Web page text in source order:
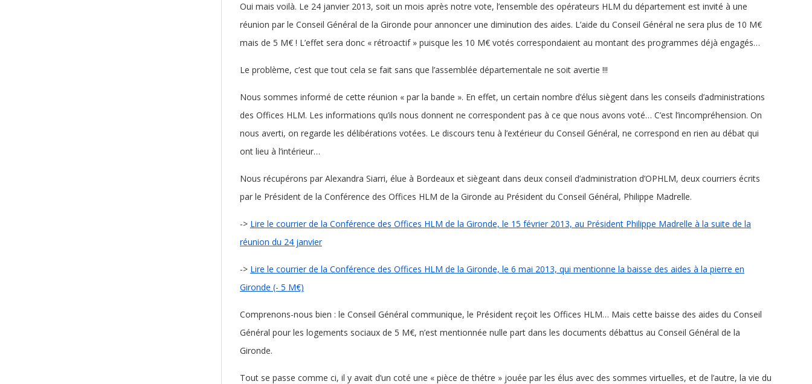
Oui mais voilà. Le 24 janvier 2013, soit un mois après notre vote, l’ensemble des opérateurs HLM du département est invité à une
réunion par le Conseil Général de la Gironde pour annoncer une diminution des aides. L’aide du Conseil Général ne sera plus de 10 M€
mais de 5 M€ ! L’effet sera donc « rétroactif » puisque les 10 M€ votés correspondaient au montant des programmes déjà engagés…
Le problème, c’est que tout cela se fait sans que l’assemblée départementale ne soit avertie !!!
Nous sommes informé de cette réunion « par la bande ». En effet, un certain nombre d’élus siègent dans les conseils d’administrations
des Offices HLM. Les informations qu’ils nous donnent ne correspondent pas à ce que nous avons voté… C’est l’incompréhension. On
nous averti, on regarde les délibérations votées. Le discours tenu à l’extérieur du Conseil Général, ne correspond en rien au débat qui
ont lieu à l’intérieur…
Nous récupérons par Alexandra Siarri, élue à Bordeaux et siègeant dans deux conseil d’administration d’OPHLM, deux courriers écrits
par le Président de la Conférence des Offices HLM de la Gironde au Président du Conseil Général, Philippe Madrelle.
-> Lire le courrier de la Conférence des Offices HLM de la Gironde, le 15 février 2013, au Président Philippe Madrelle à la suite de la
réunion du 24 janvier
-> Lire le courrier de la Conférence des Offices HLM de la Gironde, le 6 mai 2013, qui mentionne la baisse des aides à la pierre en
Gironde (- 5 M€)
Comprenons-nous bien : le Conseil Général communique, le Président reçoit les Offices HLM… Mais cette baisse des aides du Conseil
Général pour les logements sociaux de 5 M€, n’est mentionnée nulle part dans les documents débattus au Conseil Général de la
Gironde.
Tout se passe comme ci, il y avait d’un coté une « pièce de thétre » jouée par les élus avec des sommes virtuelles, et de l’autre, la vie du